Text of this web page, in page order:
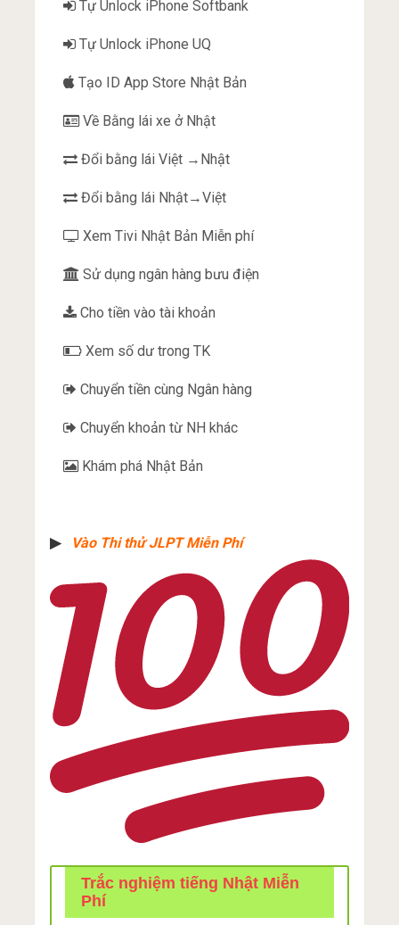
Tự Unlock iPhone Softbank
Tự Unlock iPhone UQ
Tạo ID App Store Nhật Bản
Về Bằng lái xe ở Nhật
Đổi bằng lái Việt →Nhật
Đổi bằng lái Nhật→Việt
Xem Tivi Nhật Bản Miễn phí
Sử dụng ngân hàng bưu điện
Cho tiền vào tài khoản
Xem số dư trong TK
Chuyển tiền cùng Ngân hàng
Chuyển khoản từ NH khác
Khám phá Nhật Bản
▶︎ Vào Thi thử JLPT Miễn Phí
Trắc nghiệm tiếng Nhật Miễn
Phí